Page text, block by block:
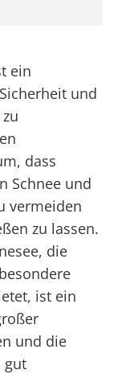
ein
und
dass
Schnee und
vermeiden
zu lassen.
die
ist ein
und die
gut